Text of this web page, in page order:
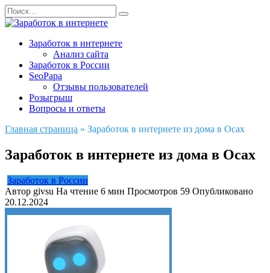
Перейти
к
содержанию
Search
for:
Заработок в интернете
Анализ сайта
Заработок в России
SeoPapa
Отзывы пользователей
Розыгрыш
Вопросы и ответы
Главная страница » Заработок в интернете из дома в Осах
Заработок в интернете из дома в Осах
Заработок в России
Автор givsu На чтение 6 мин Просмотров 59 Опубликовано
20.12.2024